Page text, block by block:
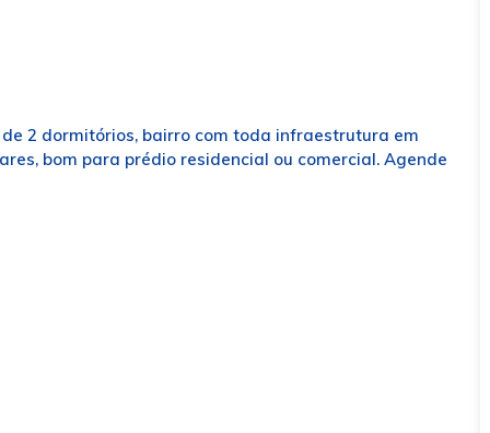
2 dormitórios, bairro com toda infraestrutura em
bom para prédio residencial ou comercial. Agende